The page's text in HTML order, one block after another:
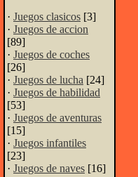
· Juegos clasicos [3]
· Juegos de accion
[89]
· Juegos de coches
[26]
· Juegos de lucha [24]
· Juegos de habilidad
[53]
· Juegos de aventuras
[15]
· Juegos infantiles
[23]
· Juegos de naves [16]